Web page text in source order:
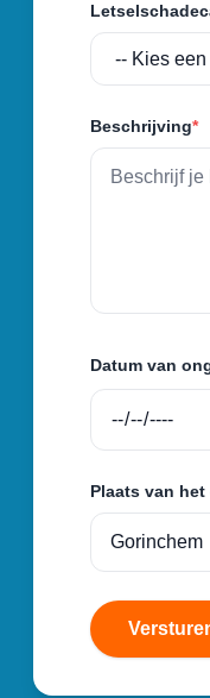
Beschrijving*
Datum van
Plaats van